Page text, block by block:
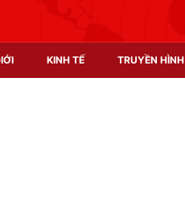
KINH TẾ TRUYỀN HÌNH